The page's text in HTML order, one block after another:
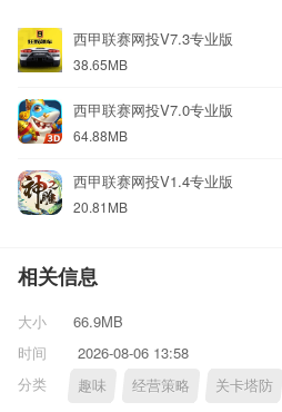
西甲联赛网投V7.3专业版
38.65MB
西甲联赛网投V7.0专业版
64.88MB
西甲联赛网投V1.4专业版
20.81MB
相关信息
大小
66.9MB
时间
2026-08-06 13:58
分类
趣味 经营策略 关卡塔防